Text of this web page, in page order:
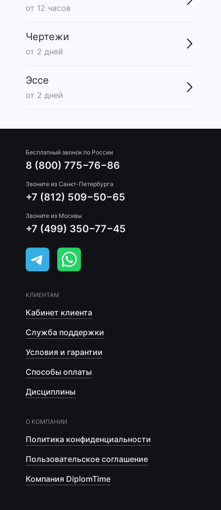
от 12 часов
Чертежи
от 2 дней
Эссе
от 2 дней
Бесплатный звонок по России
8 (800) 775−76−86
Звоните из Санкт-Петербурга
+7 (812) 509−50−65
Звоните из Москвы
+7 (499) 350−77−45
КЛИЕНТАМ
Кабинет клиента
Служба поддержки
Условия и гарантии
Способы оплаты
Дисциплины
О КОМПАНИИ
Политика конфиденциальности
Пользовательское соглашение
Компания DiplomTime